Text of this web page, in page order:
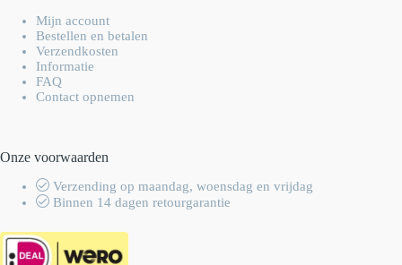
Mijn account
Bestellen en betalen
Verzendkosten
Informatie
FAQ
Contact opnemen
Onze voorwaarden
Verzending op maandag, woensdag en vrijdag
Binnen 14 dagen retourgarantie